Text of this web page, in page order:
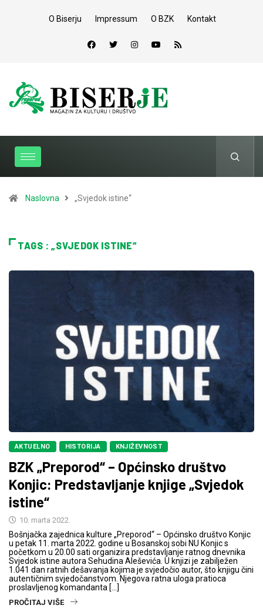
O Biserju Impressum O BZK Kontakt
Naslovna „Svjedok istine“
TAGS : „SVJEDOK ISTINE“
AKTUELNO HISTORIJA KNJIŽEVNOST
BZK „Preporod“ – Općinsko društvo
Konjic: Predstavljanje knjige „Svjedok
istine“
10. marta 2022.
Bošnjačka zajednica kulture „Preporod“ – Općinsko društvo Konjic
u petak 11. marta 2022. godine u Bosanskoj sobi NU Konjic s
početkom u 20.00 sati organizira predstavljanje ratnog dnevnika
Svjedok istine autora Sehudina Aleševića. U knjizi je zabilježen
1.041 dan ratnih dešavanja kojima je svjedočio autor, što knjigu čini
autentičnim svjedočanstvom. Njegova ratna uloga pratioca
proslavljenog komandanta […]
PROČITAJ VIŠE